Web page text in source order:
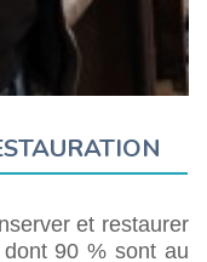
et restaurer
90 % sont au